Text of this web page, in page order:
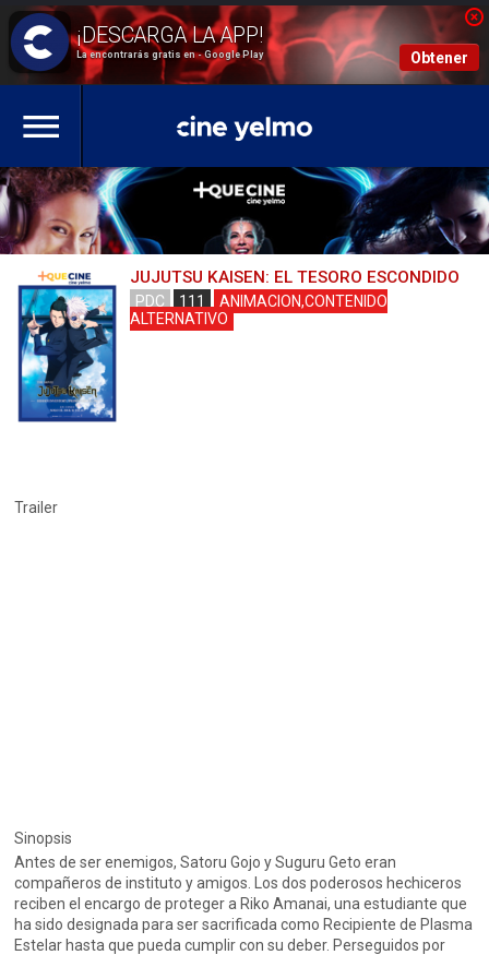
La encontrarás gratis en - Google Play Obtener
JUJUTSU KAISEN: EL TESORO ESCONDIDO
PDC 111
ANIMACION,CONTENIDO
ALTERNATIVO
Trailer
Sinopsis
Antes de ser enemigos, Satoru Gojo y Suguru Geto eran
compañeros de instituto y amigos. Los dos poderosos hechiceros
reciben el encargo de proteger a Riko Amanai, una estudiante que
ha sido designada para ser sacrificada como Recipiente de Plasma
Estelar hasta que pueda cumplir con su deber. Perseguidos por